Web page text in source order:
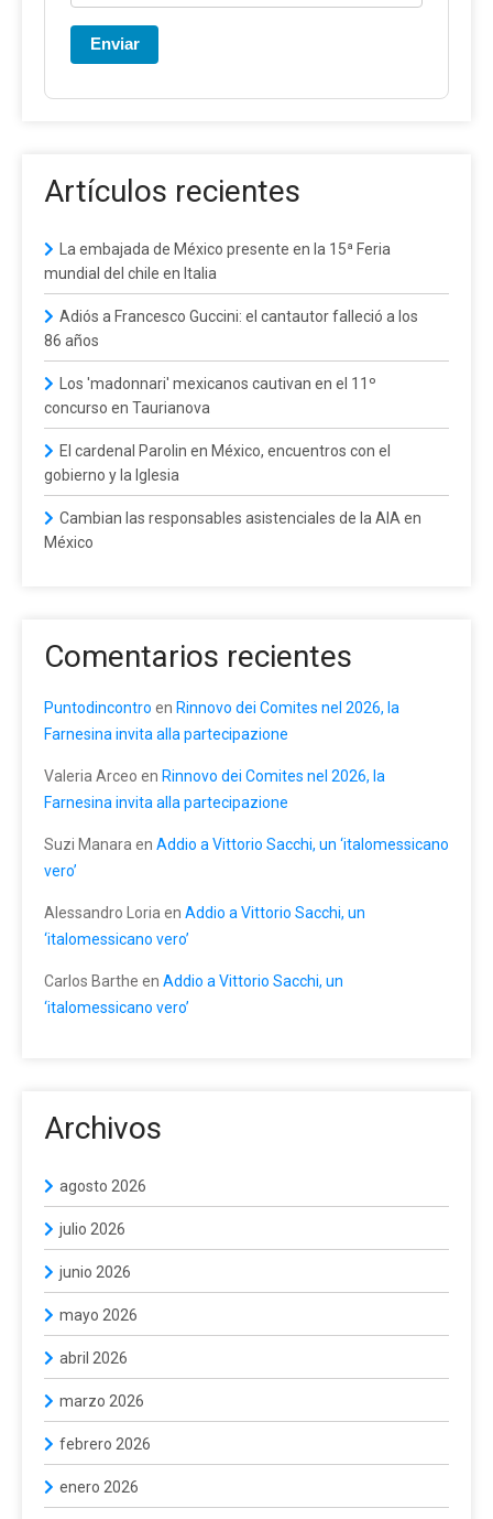
Enviar
Artículos recientes
La embajada de México presente en la 15ª Feria
mundial del chile en Italia
Adiós a Francesco Guccini: el cantautor falleció a los
86 años
Los 'madonnari' mexicanos cautivan en el 11º
concurso en Taurianova
El cardenal Parolin en México, encuentros con el
gobierno y la Iglesia
Cambian las responsables asistenciales de la AIA en
México
Comentarios recientes
Puntodincontro en Rinnovo dei Comites nel 2026, la
Farnesina invita alla partecipazione
Valeria Arceo en Rinnovo dei Comites nel 2026, la
Farnesina invita alla partecipazione
Suzi Manara en Addio a Vittorio Sacchi, un ‘italomessicano
vero’
Alessandro Loria en Addio a Vittorio Sacchi, un
‘italomessicano vero’
Carlos Barthe en Addio a Vittorio Sacchi, un
‘italomessicano vero’
Archivos
agosto 2026
julio 2026
junio 2026
mayo 2026
abril 2026
marzo 2026
febrero 2026
enero 2026